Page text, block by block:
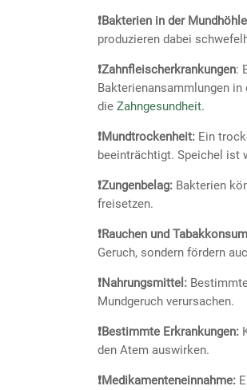
❗Bakterien in der
produzieren dabei
❗Zahnfleischerkrankungen:
Bakterienansammlungen
die Zahngesundheit.
❗Mundtrockenheit: Ein
beeinträchtigt. Speichel ist
❗Zungenbelag: Bakterien
freisetzen.
❗Rauchen und
Geruch, sondern fördern
❗Nahrungsmittel:
Mundgeruch verursachen.
❗Bestimmte Erkrankungen:
den Atem auswirken.
❗Medikamenteneinnahme: